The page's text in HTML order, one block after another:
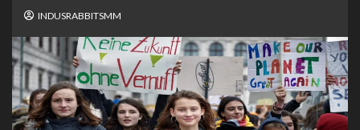
INDUSRABBITSMM